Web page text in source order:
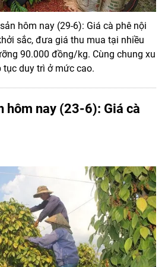
hôm nay (29-6): Giá cà phê nội
sắc, đưa giá thu mua tại nhiều
90.000 đồng/kg. Cùng chung xu
tục duy trì ở mức cao.
hôm nay (23-6): Giá cà